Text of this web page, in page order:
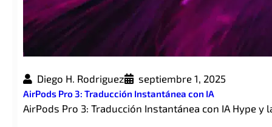
Diego H. Rodriguez septiembre 1, 2025
AirPods Pro 3: Traducción Instantánea con IA
AirPods Pro 3: Traducción Instantánea con IA Hype y